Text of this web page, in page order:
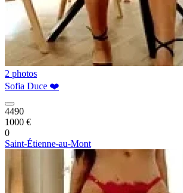
2 photos
Sofia Duce ❤️
4490
1000 €
0
Saint-Étienne-au-Mont